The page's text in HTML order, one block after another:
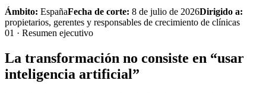
Ámbito: EspañaFecha de corte: 8 de julio de 2026Dirigido a:
propietarios, gerentes y responsables de crecimiento de clínicas
01 · Resumen ejecutivo
La transformación no consiste en “usar
inteligencia artificial”